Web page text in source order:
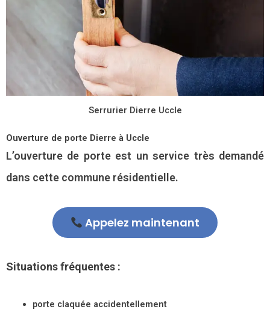
Serrurier Dierre Uccle
Ouverture de porte Dierre à Uccle
L’ouverture de porte est un service très demandé
dans cette commune résidentielle.
Appelez maintenant
Situations fréquentes :
porte claquée accidentellement